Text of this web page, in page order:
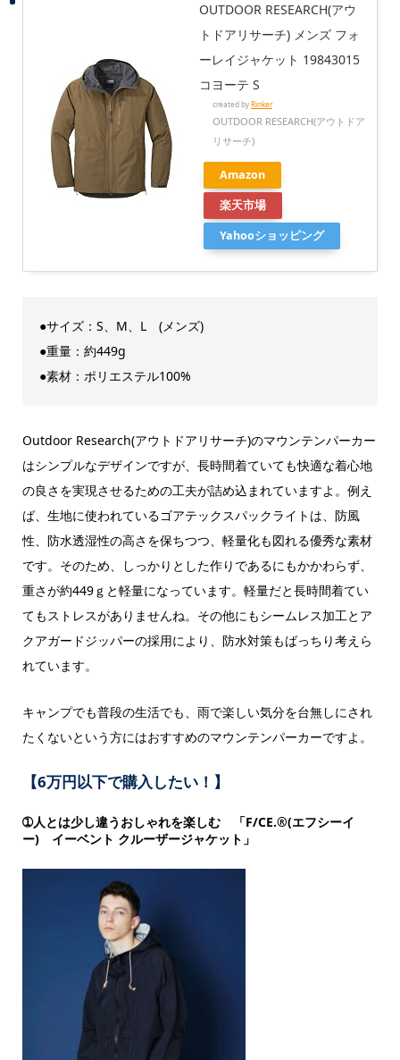
OUTDOOR RESEARCH(アウ
トドアリサーチ) メンズ フォ
ーレイジャケット 19843015
コヨーテ S
created by Rinker
OUTDOOR RESEARCH(アウトドア
リサーチ)
Amazon
楽天市場
Yahooショッピング
●サイズ：S、M、L (メンズ)
●重量：約449g
●素材：ポリエステル100%
Outdoor Research(アウトドアリサーチ)のマウンテンパーカー
はシンプルなデザインですが、長時間着ていても快適な着心地
の良さを実現させるための工夫が詰め込まれていますよ。例え
ば、生地に使われているゴアテックスパックライトは、防風
性、防水透湿性の高さを保ちつつ、軽量化も図れる優秀な素材
です。そのため、しっかりとした作りであるにもかかわらず、
重さが約449ｇと軽量になっています。軽量だと長時間着てい
てもストレスがありませんね。その他にもシームレス加工とア
クアガードジッパーの採用により、防水対策もばっちり考えら
れています。
キャンプでも普段の生活でも、雨で楽しい気分を台無しにされ
たくないという方にはおすすめのマウンテンパーカーですよ。
【6万円以下で購入したい！】
➀人とは少し違うおしゃれを楽しむ 「F/CE.®(エフシーイ
ー) イーベント クルーザージャケット」